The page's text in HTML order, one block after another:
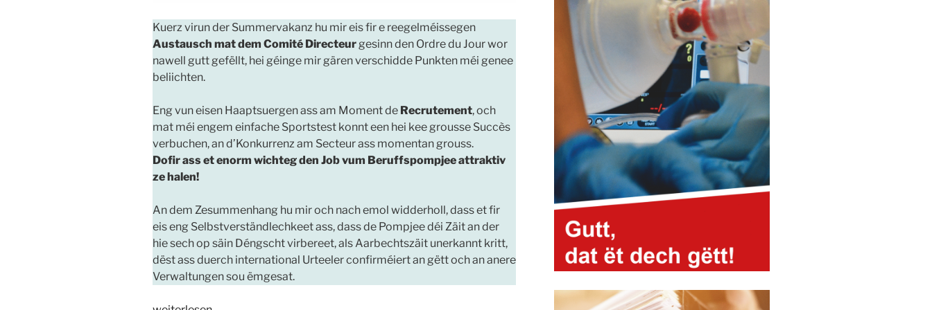
Kuerz virun der Summervakanz hu mir eis fir e reegelméissegen
Austausch mat dem Comité Directeurgesinn den Ordre du Jour wor
nawell gutt gefëllt, hei géinge mir gären verschidde Punkten méi genee
beliichten.
Eng vun eisen Haaptsuergen ass am Moment de Recrutement, och
mat méi engem einfache Sportstest konnt een hei kee grousse Succès
verbuchen, an d’Konkurrenz am Secteur ass momentan grouss.
Dofir ass et enorm wichteg den Job vum Beruffspompjee attraktiv
ze halen!
An dem Zesummenhang hu mir och nach emol widderholl, dass et fir
eis eng Selbstverständlechkeet ass, dass de Pompjee déi Zäit an der
hie sech op säin Déngscht virbereet, als Aarbechtszäit unerkannt kritt,
dëst ass duerch international Urteeler confirméiert an gëtt och an anere
Verwaltungen sou ëmgesat.